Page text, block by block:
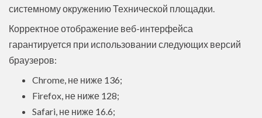
системному окружению Технической площадки.
Корректное отображение веб-интерфейса
гарантируется при использовании следующих версий
браузеров:
Chrome, не ниже 136;
Firefox, не ниже 128;
Safari, не ниже 16.6;